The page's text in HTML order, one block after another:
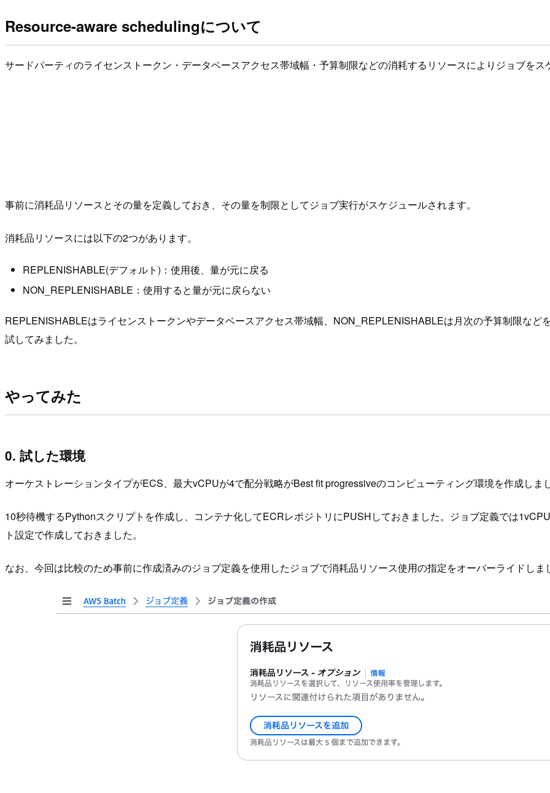
Resource-aware schedulingについて
サードパーティのライセンストークン・データベースアクセス帯域幅・予算制限などの消耗するリソースによりジョブをス
事前に消耗品リソースとその量を定義しておき、その量を制限としてジョブ実行がスケジュールされます。
消耗品リソースには以下の2つがあります。
REPLENISHABLE(デフォルト)：使用後、量が元に戻る
NON_REPLENISHABLE：使用すると量が元に戻らない
REPLENISHABLEはライセンストークンやデータベースアクセス帯域幅、NON_REPLENISHABLEは月次の予算制限な
試してみました。
やってみた
0. 試した環境
オーケストレーションタイプがECS、最大vCPUが4で配分戦略がBest fit progressiveのコンピューティング環境を作成しまし
10秒待機するPythonスクリプトを作成し、コンテナ化してECRレポジトリにPUSHしておきました。ジョブ定義では
ト設定で作成しておきました。
なお、今回は比較のため事前に作成済みのジョブ定義を使用したジョブで消耗品リソース使用の指定をオーバーライドしま